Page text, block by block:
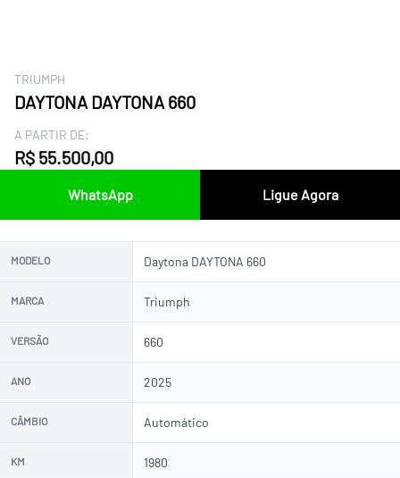
TRIUMPH
DAYTONA DAYTONA 660
A PARTIR DE:
R$ 55.500,00
WhatsApp Ligue Agora
MODELO Daytona DAYTONA 660
MARCA Triumph
VERSÃO 660
ANO 2025
CÂMBIO Automático
KM 1980